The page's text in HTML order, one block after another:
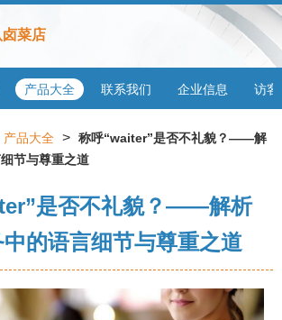
菜店
产品大全 联系我们 企业信息 访客
产品大全 > 称呼“waiter”是否不礼貌？——解
节与尊重之道
是否不礼貌？——解析
的语言细节与尊重之道